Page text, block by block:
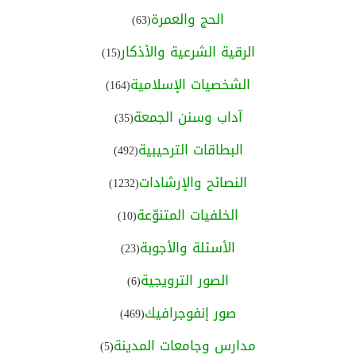
الحج والعمرة(63)
الرقية الشرعية والأذكار(15)
الشخصيات الإسلامية(164)
آداب وسنن الجمعة(35)
البطاقات الترحيبية(492)
النصائح والإرشادات(1232)
الخلفيات المتنوّعة(10)
الأسئلة والأجوبة(23)
الصور الترويجية(6)
صور إنفوجرافيك(469)
مدارس وجامعات المدينة(5)